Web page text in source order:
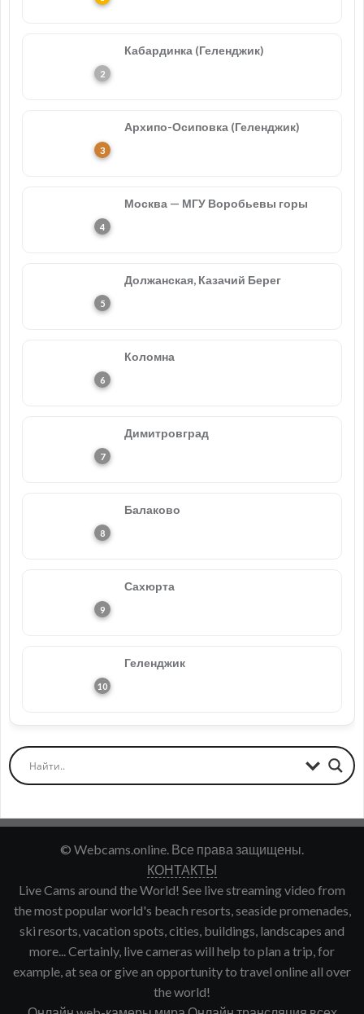
Кабардинка (Геленджик)
Архипо-Осиповка (Геленджик)
Москва — МГУ Воробьевы горы
Должанская, Казачий Берег
Коломна
Димитровград
Балаково
Сахюрта
Геленджик
© Webcams.online. Все права защищены.
КОНТАКТЫ
Live Cams around the World! See live streaming video from
the most popular world's beach resorts, seaside promenades,
ski resorts, vacation spots, cities, buildings, landscapes and
more... Certainly, live cameras will help to plan a trip, for
example, at sea or give an opportunity to travel online all over
the world!